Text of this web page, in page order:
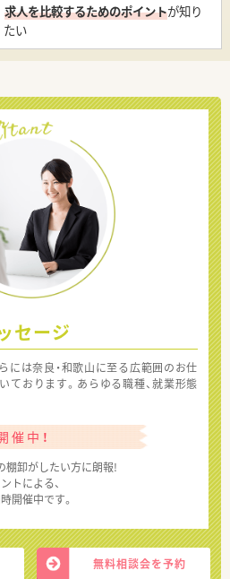
求人を比較するためのポイントが知り
たい
セージ
には奈良・和歌山に至る広範囲のお仕
ております。あらゆる職種、就業形態
催中！
棚卸がしたい方に朗報!
トによる、
開催中です。
無料相談会を予約